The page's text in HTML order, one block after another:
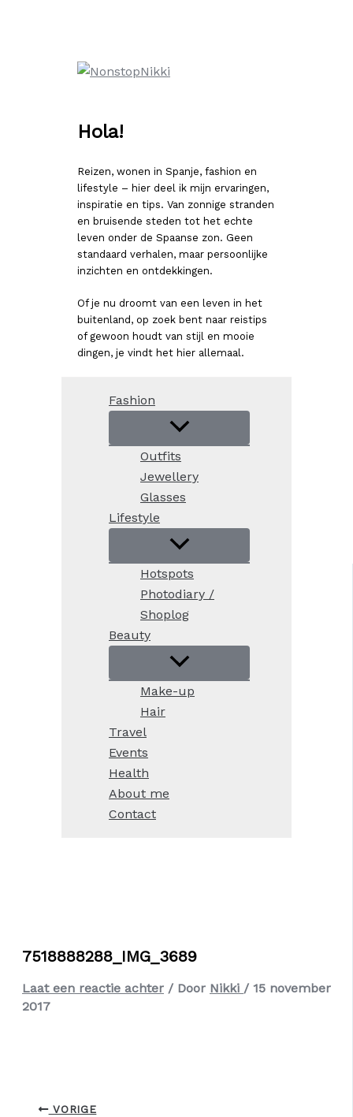
Hola!
Reizen, wonen in Spanje, fashion en
lifestyle – hier deel ik mijn ervaringen,
inspiratie en tips. Van zonnige stranden
en bruisende steden tot het echte
leven onder de Spaanse zon. Geen
standaard verhalen, maar persoonlijke
inzichten en ontdekkingen.
Of je nu droomt van een leven in het
buitenland, op zoek bent naar reistips
of gewoon houdt van stijl en mooie
dingen, je vindt het hier allemaal.
Fashion
Outfits
Jewellery
Glasses
Lifestyle
Hotspots
Photodiary /
Shoplog
Beauty
Make-up
Hair
Travel
Events
Health
About me
Contact
7518888288_IMG_3689
Laat een reactie achter / Door Nikki / 15 november
2017
VORIGE